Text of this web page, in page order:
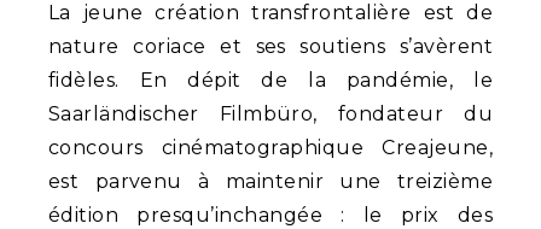
La jeune création transfrontalière est de
nature coriace et ses soutiens s’avèrent
fidèles. En dépit de la pandémie, le
Saarländischer Filmbüro, fondateur du
concours cinématographique Creajeune,
est parvenu à maintenir une treizième
édition presqu’inchangée : le prix des